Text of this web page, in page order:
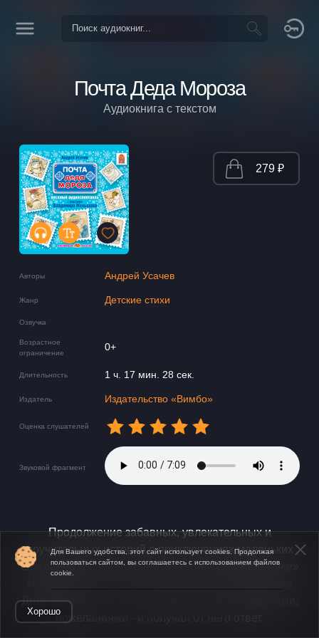
Почта Деда Мороза
Аудиокнига с текстом
Авторы Андрей Усачев
Жанр Детские стихи
Озвучка
Возрастное
ограничение
0+
Длительность 1 ч. 17 мин. 28 сек.
Издатель Издательство «Вимбо»
Оценка слушателей
Звуковой фрагмент
279 ₽
Продолжение забавных, увлекательных и
поучительных историй о приключениях маленьких
снеговичков в волшебной деревне «Дедморозовке»
Деду Морозу с новогодними просьбами, вопросами,
пожеланиями - и получал от него ответ.
Для Вашего удобства, этот сайт использует cookies. Продолжая
пользоваться сайтом, вы соглашаетесь с использованием файлов
cookie.
Хорошо